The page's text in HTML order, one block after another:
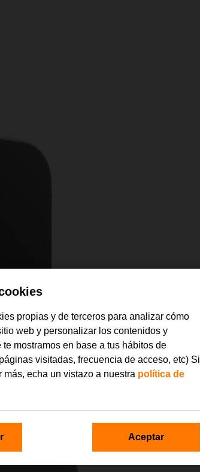
propias y de terceros para analizar cómo
web y personalizar los contenidos y
mostramos en base a tus hábitos de
visitadas, frecuencia de acceso, etc) Si
más, echa un vistazo a nuestra política de
Aceptar